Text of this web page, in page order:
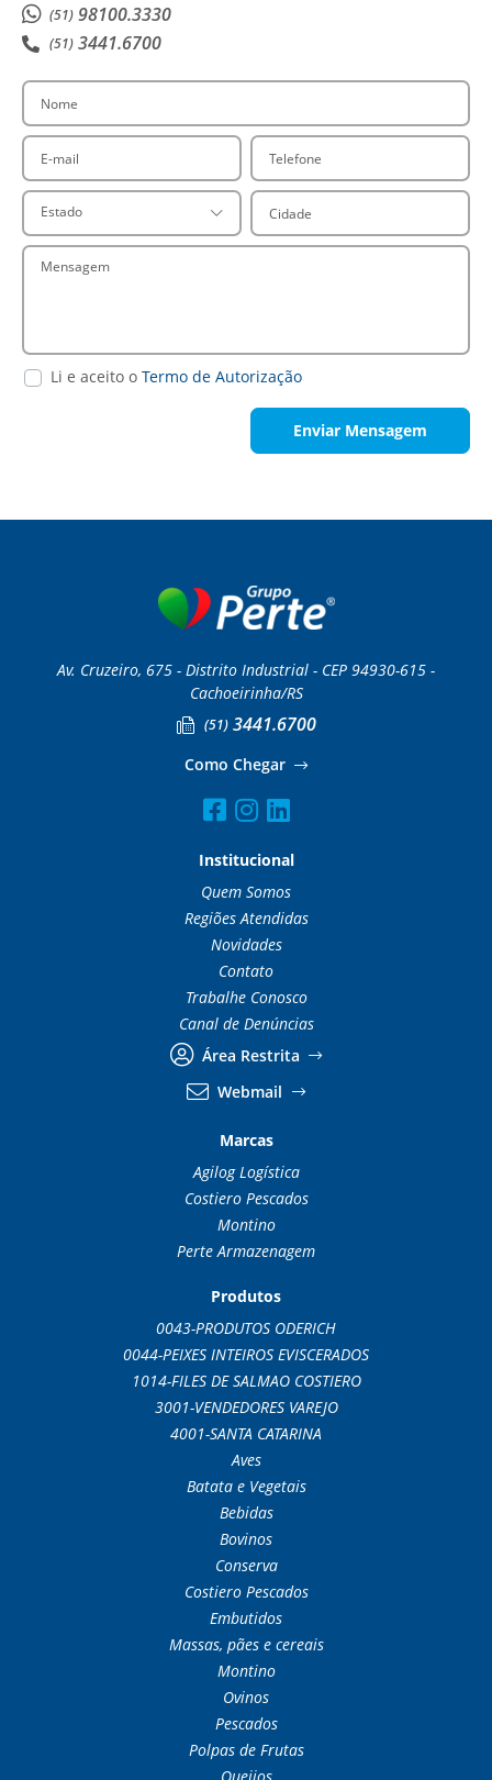
(51) 98100.3330
(51) 3441.6700
Nome
E-mail Telefone
Estado
Cidade
Mensagem
Li e aceito oTermo de Autorização
Enviar Mensagem
Av. Cruzeiro, 675 - Distrito Industrial - CEP 94930-615 -
Cachoeirinha/RS
(51)3441.6700
Como Chegar
Institucional
Quem Somos
Regiões Atendidas
Novidades
Contato
Trabalhe Conosco
Canal de Denúncias
Área Restrita
Webmail
Marcas
Agilog Logística
Costiero Pescados
Montino
Perte Armazenagem
Produtos
0043-PRODUTOS ODERICH
0044-PEIXES INTEIROS EVISCERADOS
1014-FILES DE SALMAO COSTIERO
3001-VENDEDORES VAREJO
4001-SANTA CATARINA
Aves
Batata e Vegetais
Bebidas
Bovinos
Conserva
Costiero Pescados
Embutidos
Massas, pães e cereais
Montino
Ovinos
Pescados
Polpas de Frutas
Queijos